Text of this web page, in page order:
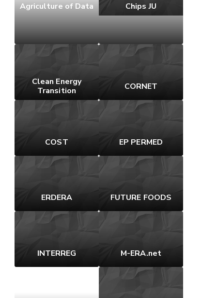
Agriculture of Data Chips JU
Clean Energy
Transition
CORNET
COST EP PERMED
ERDERA FUTURE FOODS
INTERREG M-ERA.net